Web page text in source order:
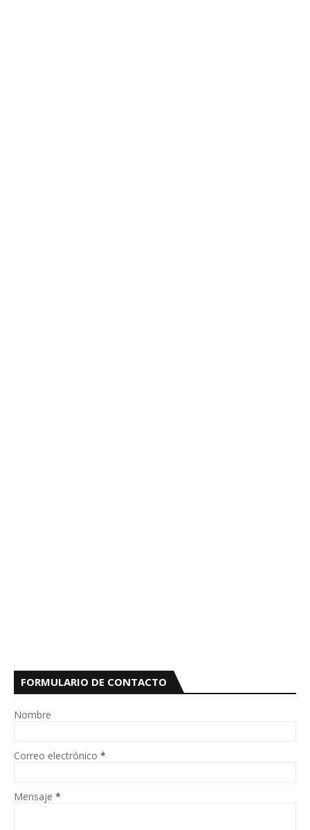
FORMULARIO DE CONTACTO
Nombre
Correo electrónico *
Mensaje *